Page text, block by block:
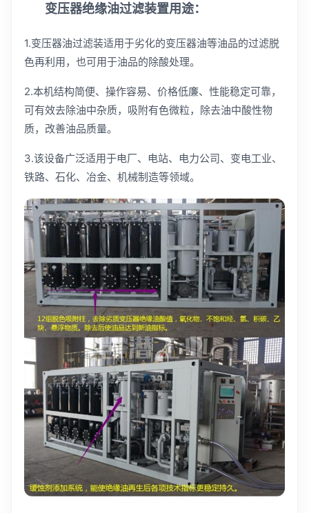
变压器绝缘油过滤装置用途：
1.变压器油过滤装适用于劣化的变压器油等油品的过滤脱
色再利用，也可用于油品的除酸处理。
2.本机结构简便、操作容易、价格低廉、性能稳定可靠，
可有效去除油中杂质，吸附有色微粒，除去油中酸性物
质，改善油品质量。
3.该设备广泛适用于电厂、电站、电力公司、变电工业、
铁路、石化、冶金、机械制造等领域。